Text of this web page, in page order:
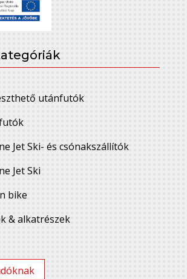
utánfutók
Jet Ski- és csónakszállítók
Jet Ski
bike
& alkatrészek